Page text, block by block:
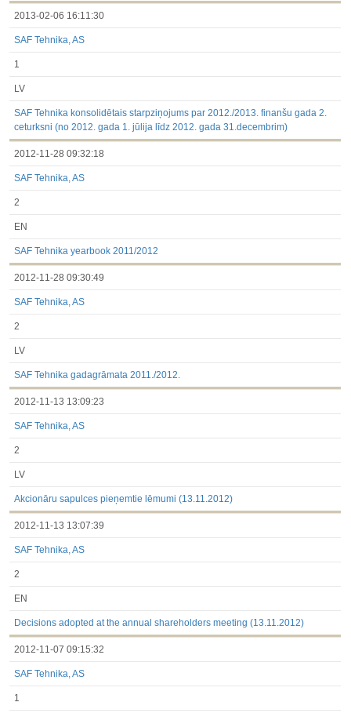
2013-02-06 16:11:30
SAF Tehnika, AS
1
LV
SAF Tehnika konsolidētais starpziņojums par 2012./2013. finanšu gada 2.
ceturksni (no 2012. gada 1. jūlija līdz 2012. gada 31.decembrim)
2012-11-28 09:32:18
SAF Tehnika, AS
2
EN
SAF Tehnika yearbook 2011/2012
2012-11-28 09:30:49
SAF Tehnika, AS
2
LV
SAF Tehnika gadagrāmata 2011./2012.
2012-11-13 13:09:23
SAF Tehnika, AS
2
LV
Akcionāru sapulces pieņemtie lēmumi (13.11.2012)
2012-11-13 13:07:39
SAF Tehnika, AS
2
EN
Decisions adopted at the annual shareholders meeting (13.11.2012)
2012-11-07 09:15:32
SAF Tehnika, AS
1